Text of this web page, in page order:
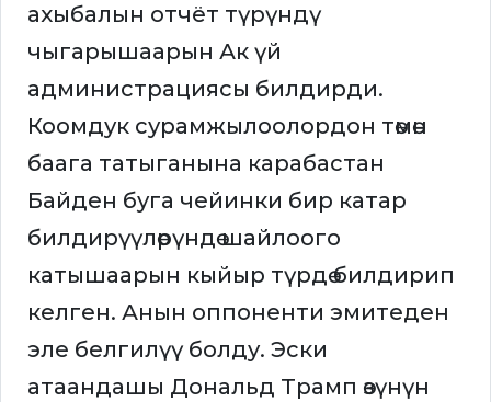
ахыбалын отчёт түрүндү
чыгарышаарын Ак үй
администрациясы билдирди.
Коомдук сурамжылоолордон төмөн
баага татыганына карабастан
Байден буга чейинки бир катар
билдирүүлөрүндө шайлоого
катышаарын кыйыр түрдө билдирип
келген. Анын оппоненти эмитеден
эле белгилүү болду. Эски
атаандашы Дональд Трамп өзүнүн